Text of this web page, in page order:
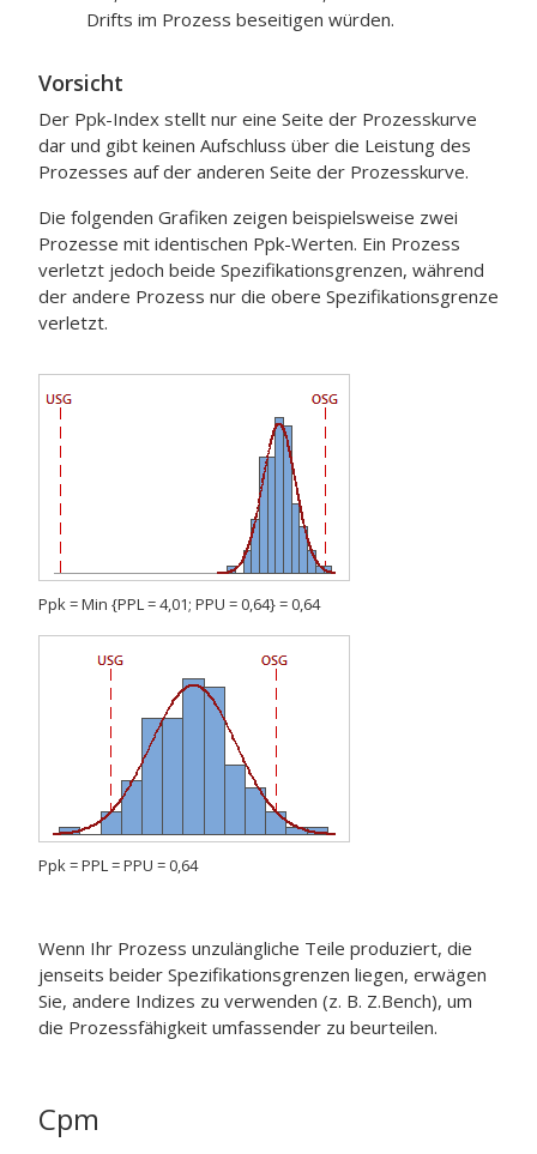
Drifts im Prozess beseitigen würden.
Vorsicht
Der Ppk-Index stellt nur eine Seite der Prozesskurve
dar und gibt keinen Aufschluss über die Leistung des
Prozesses auf der anderen Seite der Prozesskurve.
Die folgenden Grafiken zeigen beispielsweise zwei
Prozesse mit identischen Ppk-Werten. Ein Prozess
verletzt jedoch beide Spezifikationsgrenzen, während
der andere Prozess nur die obere Spezifikationsgrenze
verletzt.
Ppk = Min {PPL = 4,01; PPU = 0,64} = 0,64
Ppk = PPL = PPU = 0,64
Wenn Ihr Prozess unzulängliche Teile produziert, die
jenseits beider Spezifikationsgrenzen liegen, erwägen
Sie, andere Indizes zu verwenden (z. B. Z.Bench), um
die Prozessfähigkeit umfassender zu beurteilen.
Cpm